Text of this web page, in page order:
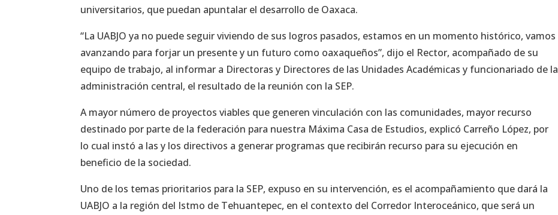
universitarios, que puedan apuntalar el desarrollo de Oaxaca.
“La UABJO ya no puede seguir viviendo de sus logros pasados, estamos en un momento histórico, vamos
avanzando para forjar un presente y un futuro como oaxaqueños”, dijo el Rector, acompañado de su
equipo de trabajo, al informar a Directoras y Directores de las Unidades Académicas y funcionariado de la
administración central, el resultado de la reunión con la SEP.
A mayor número de proyectos viables que generen vinculación con las comunidades, mayor recurso
destinado por parte de la federación para nuestra Máxima Casa de Estudios, explicó Carreño López, por
lo cual instó a las y los directivos a generar programas que recibirán recurso para su ejecución en
beneficio de la sociedad.
Uno de los temas prioritarios para la SEP, expuso en su intervención, es el acompañamiento que dará la
UABJO a la región del Istmo de Tehuantepec, en el contexto del Corredor Interoceánico, que será un